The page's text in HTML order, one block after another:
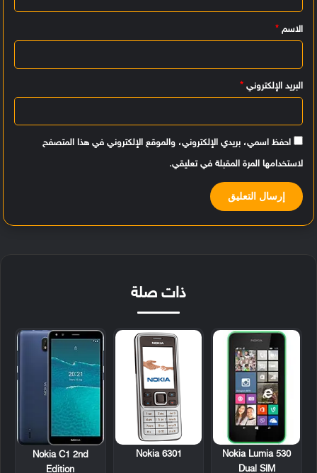
ي
ق
الاسم *
البريد الإلكتروني *
احفظ اسمي، بريدي الإلكتروني، والموقع الإلكتروني في هذا المتصفح
لاستخدامها المرة المقبلة في تعليقي.
ذات صلة
Nokia Lumia 530
Dual SIM
Nokia 6301
Nokia C1 2nd
Edition